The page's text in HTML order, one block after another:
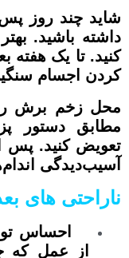
شاید چند روز پس
داشته باشید.
کنید. تا یک هفته
کردن اجسام
محل زخم برش را
مطابق دستور
تعویض کنید. پس
آسیب‌دیدگی
ناراحتی های
احساس
از عمل که